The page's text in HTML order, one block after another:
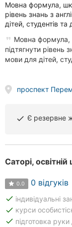
Мовна формула,
рівень знань з
дітей, студентів
Мовна формула,
підтягнути рівень
мови для дітей,
проспект
done Є резервне
Саторі,
0.0 0 відгуків
done індивідуальні
done курси
done підготовка